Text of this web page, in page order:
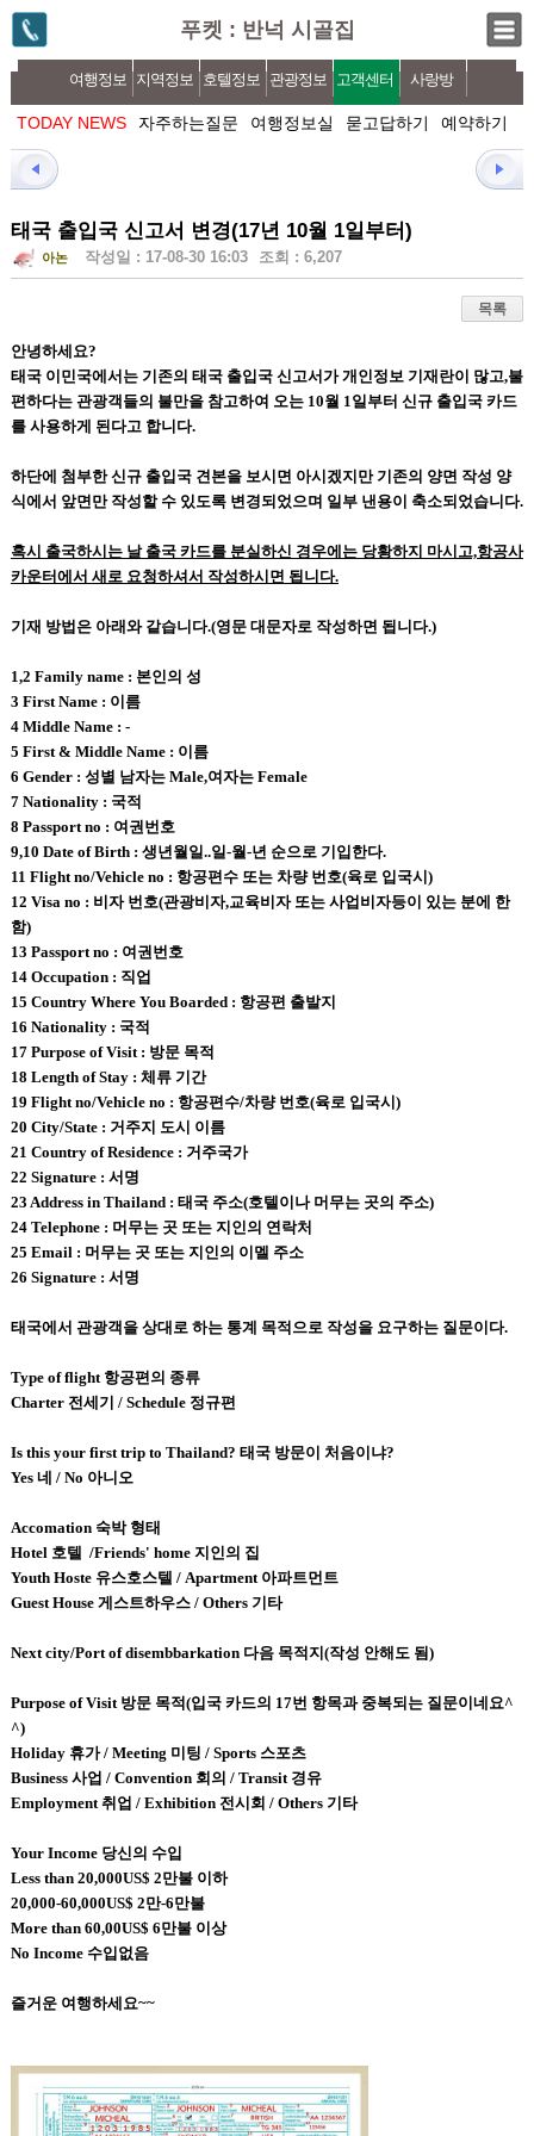
푸켓 : 반넉 시골집
여행정보 지역정보 호텔정보 관광정보 고객센터 사랑방
TODAY NEWS 자주하는질문 여행정보실 묻고답하기 예약하기
태국 출입국 신고서 변경(17년 10월 1일부터)
아논 작성일 : 17-08-30 16:03 조회 : 6,207
목록
안녕하세요?
태국 이민국에서는 기존의 태국 출입국 신고서가 개인정보 기재란이 많고,불
편하다는 관광객들의 불만을 참고하여 오는 10월 1일부터 신규 출입국 카드
를 사용하게 된다고 합니다.
하단에 첨부한 신규 출입국 견본을 보시면 아시겠지만 기존의 양면 작성 양
식에서 앞면만 작성할 수 있도록 변경되었으며 일부 낸용이 축소되었습니다.
혹시 출국하시는 날 출국 카드를 분실하신 경우에는 당황하지 마시고,항공사
카운터에서 새로 요청하셔서 작성하시면 됩니다.
기재 방법은 아래와 같습니다.(영문 대문자로 작성하면 됩니다.)
1,2 Family name : 본인의 성
3 First Name : 이름
4 Middle Name : -
5 First & Middle Name : 이름
6 Gender : 성별 남자는 Male,여자는 Female
7 Nationality : 국적
8 Passport no : 여권번호
9,10 Date of Birth : 생년월일..일-월-년 순으로 기입한다.
11 Flight no/Vehicle no : 항공편수 또는 차량 번호(육로 입국시)
12 Visa no : 비자 번호(관광비자,교육비자 또는 사업비자등이 있는 분에 한
함)
13 Passport no : 여권번호
14 Occupation : 직업
15 Country Where You Boarded : 항공편 출발지
16 Nationality : 국적
17 Purpose of Visit : 방문 목적
18 Length of Stay : 체류 기간
19 Flight no/Vehicle no : 항공편수/차량 번호(육로 입국시)
20 City/State : 거주지 도시 이름
21 Country of Residence : 거주국가
22 Signature : 서명
23 Address in Thailand : 태국 주소(호텔이나 머무는 곳의 주소)
24 Telephone : 머무는 곳 또는 지인의 연락처
25 Email : 머무는 곳 또는 지인의 이멜 주소
26 Signature : 서명
태국에서 관광객을 상대로 하는 통계 목적으로 작성을 요구하는 질문이다.
Type of flight 항공편의 종류
Charter 전세기 / Schedule 정규편
Is this your first trip to Thailand? 태국 방문이 처음이냐?
Yes 네 / No 아니오
Accomation 숙박 형태
Hotel 호텔 /Friends' home 지인의 집
Youth Hoste 유스호스텔 / Apartment 아파트먼트
Guest House 게스트하우스 / Others 기타
Next city/Port of disembbarkation 다음 목적지(작성 안해도 됨)
Purpose of Visit 방문 목적(입국 카드의 17번 항목과 중복되는 질문이네요^
^)
Holiday 휴가 / Meeting 미팅 / Sports 스포츠
Business 사업 / Convention 회의 / Transit 경유
Employment 취업 / Exhibition 전시회 / Others 기타
Your Income 당신의 수입
Less than 20,000US$ 2만불 이하
20,000-60,000US$ 2만-6만불
More than 60,00US$ 6만불 이상
No Income 수입없음
즐거운 여행하세요~~